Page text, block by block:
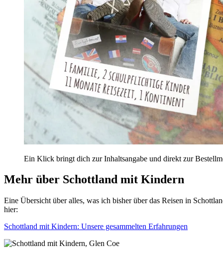
Ein Klick bringt dich zur Inhaltsangabe und direkt zur
Mehr über Schottland mit Kindern
Eine Übersicht über alles, was ich bisher über das Reisen in
hier:
Schottland mit Kindern: Unsere gesammelten Erfahrungen